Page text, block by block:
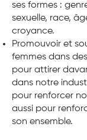
ses formes :
sexuelle, race,
croyance.
Promouvoir et
femmes dans
pour attirer
dans notre
pour renforcer
aussi pour
son ensemble.